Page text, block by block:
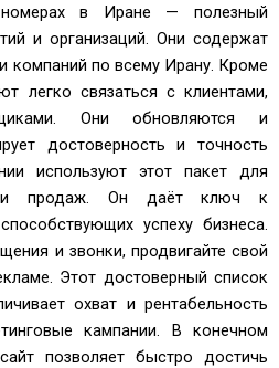
в Иране — полезный
и организаций. Они содержат
компаний по всему Ирану. Кроме
легко связаться с клиентами,
Они обновляются и
достоверность и точность
используют этот пакет для
и продаж. Он даёт ключ к
успеху бизнеса.
и звонки, продвигайте свой
Этот достоверный список
охват и рентабельность
кампании. В конечном
позволяет быстро достичь